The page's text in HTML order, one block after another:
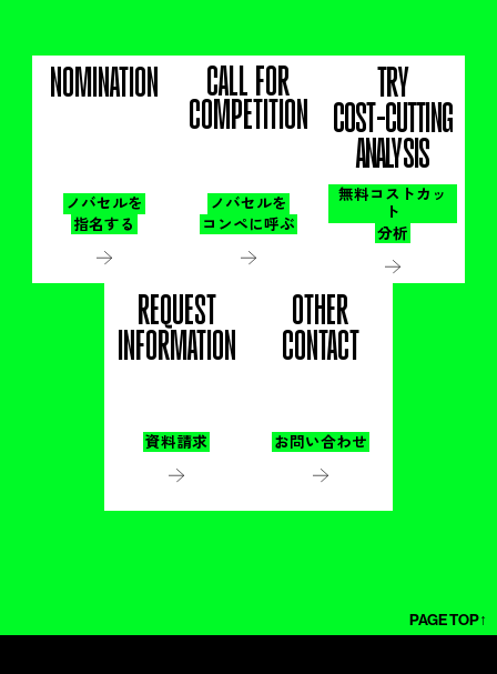
NOMINATION
ノバセルを
指名する
CALL FOR
COMPETITION
ノバセルを
コンペに呼ぶ
TRY
COST-CUTTING
ANALYSIS
無料コストカッ
ト
分析
REQUEST
INFORMATION
資料請求
OTHER
CONTACT
お問い合わせ
PAGE TOP↑